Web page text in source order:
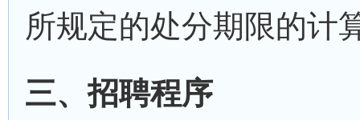
所规定的处分期限的计
三、招聘程序